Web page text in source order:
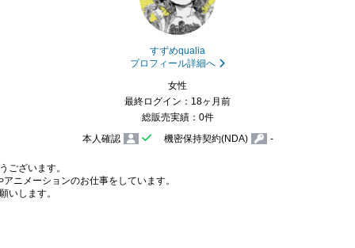
すずめqualia
プロフィール詳細へ
女性
最終ログイン：18ヶ月前
総販売実績：0件
本人確認
機密保持契約(NDA) -
ございます。
ニメーションのお仕事をしています。
いします。